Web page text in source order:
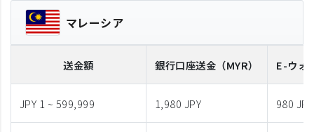
マレーシア
送金額 銀行口座送金 （MYR） E-ウォ
JPY 1 ~ 599,999 1,980 JPY 980 JPY